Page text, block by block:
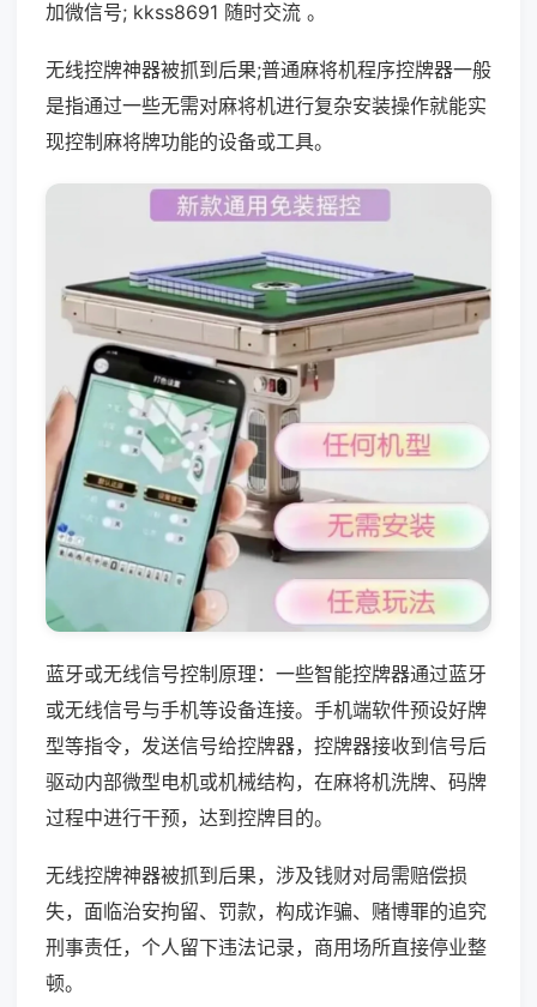
加微信号; kkss8691 随时交流 。
无线控牌神器被抓到后果;普通麻将机程序控牌器一般
是指通过一些无需对麻将机进行复杂安装操作就能实
现控制麻将牌功能的设备或工具。
蓝牙或无线信号控制原理：一些智能控牌器通过蓝牙
或无线信号与手机等设备连接。手机端软件预设好牌
型等指令，发送信号给控牌器，控牌器接收到信号后
驱动内部微型电机或机械结构，在麻将机洗牌、码牌
过程中进行干预，达到控牌目的。
无线控牌神器被抓到后果，涉及钱财对局需赔偿损
失，面临治安拘留、罚款，构成诈骗、赌博罪的追究
刑事责任，个人留下违法记录，商用场所直接停业整
顿。